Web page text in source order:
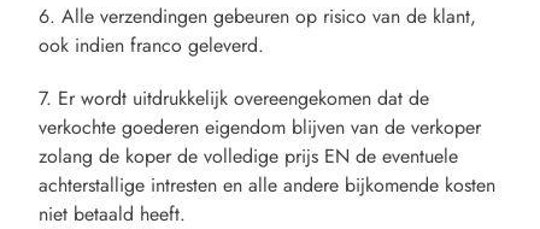
6. Alle verzendingen gebeuren op risico van de klant,
ook indien franco geleverd.
7. Er wordt uitdrukkelijk overeengekomen dat de
verkochte goederen eigendom blijven van de verkoper
zolang de koper de volledige prijs EN de eventuele
achterstallige intresten en alle andere bijkomende kosten
niet betaald heeft.